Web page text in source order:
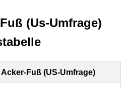
(Us-Umfrage)
Acker-Fuß (US-Umfrage)